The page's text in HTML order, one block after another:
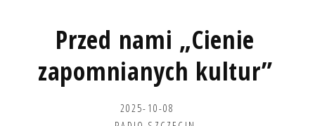
Przed nami „Cienie
zapomnianych kultur”
2025-10-08